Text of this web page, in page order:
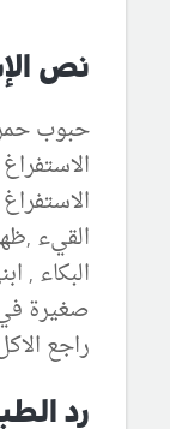
نص
حبوب
القيء
البكاء ,
صغيرة
راجع
رد